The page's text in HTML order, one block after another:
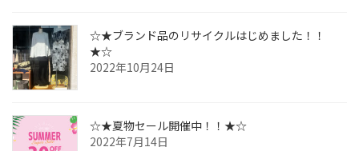
☆★ブランド品のリサイクルはじめました！！
★☆
2022年10月24日
☆★夏物セール開催中！！★☆
2022年7月14日